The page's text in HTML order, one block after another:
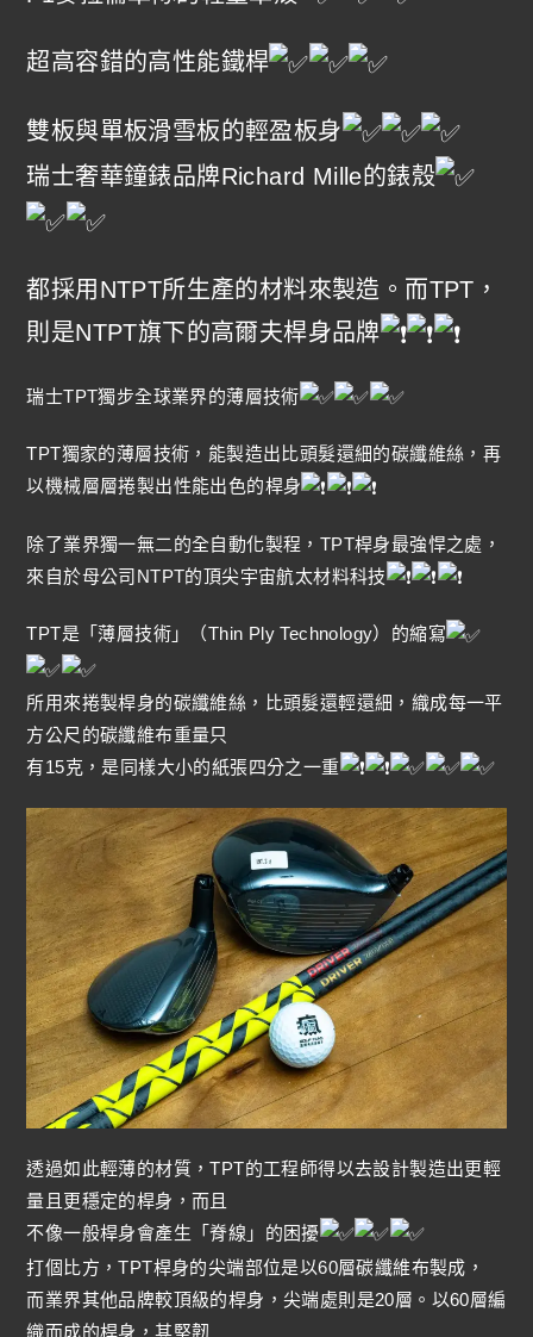
超高容錯的高性能鐵桿
雙板與單板滑雪板的輕盈板身
瑞士奢華鐘錶品牌Richard Mille的錶殼
都採用NTPT所生產的材料來製造。而TPT，
則是NTPT旗下的高爾夫桿身品牌
瑞士TPT獨步全球業界的薄層技術
TPT獨家的薄層技術，能製造出比頭髮還細的碳纖維絲，再
以機械層層捲製出性能出色的桿身
除了業界獨一無二的全自動化製程，TPT桿身最強悍之處，
來自於母公司NTPT的頂尖宇宙航太材料科技
TPT是「薄層技術」（Thin Ply Technology）的縮寫
所用來捲製桿身的碳纖維絲，比頭髮還輕還細，織成每一平
方公尺的碳纖維布重量只
有15克，是同樣大小的紙張四分之一重
透過如此輕薄的材質，TPT的工程師得以去設計製造出更輕
量且更穩定的桿身，而且
不像一般桿身會產生「脊線」的困擾
打個比方，TPT桿身的尖端部位是以60層碳纖維布製成，
而業界其他品牌較頂級的桿身，尖端處則是20層。以60層編
織而成的桿身，其堅韌